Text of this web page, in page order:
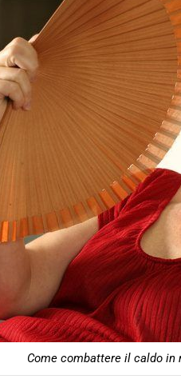
Come combattere il caldo